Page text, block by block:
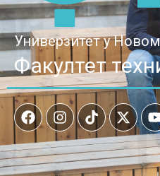
Универзитет у
Факултет